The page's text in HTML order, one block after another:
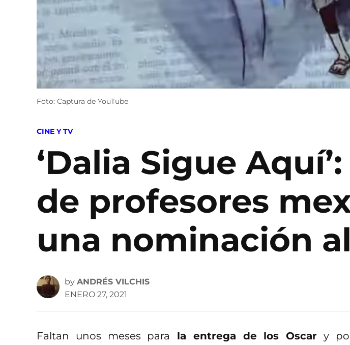
Foto: Captura de YouTube
POSTED
CINE Y TV
‘Dalia Sigue
de profesores
una nominación
by ANDRÉS VILCHIS
ENERO 27, 2021
Faltan unos meses para la entrega de los Oscar y